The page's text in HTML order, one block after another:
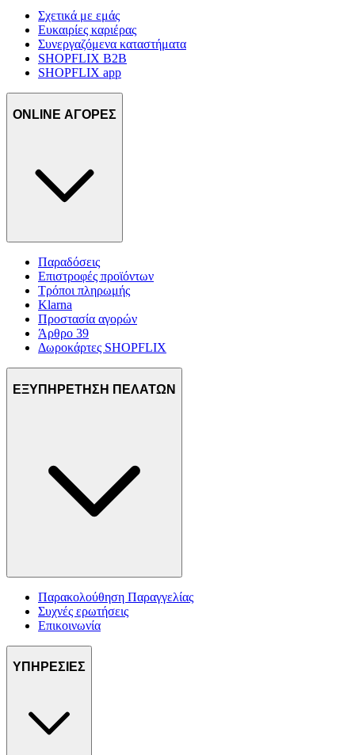
Σχετικά με εμάς
Ευκαιρίες καριέρας
Συνεργαζόμενα καταστήματα
SHOPFLIX B2B
SHOPFLIX app
ONLINE ΑΓΟΡΕΣ
Παραδόσεις
Επιστροφές προϊόντων
Τρόποι πληρωμής
Klarna
Προστασία αγορών
Άρθρο 39
Δωροκάρτες SHOPFLIX
ΕΞΥΠΗΡΕΤΗΣΗ ΠΕΛΑΤΩΝ
Παρακολούθηση Παραγγελίας
Συχνές ερωτήσεις
Επικοινωνία
ΥΠΗΡΕΣΙΕΣ